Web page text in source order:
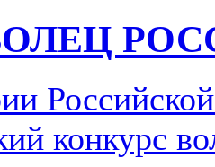
конкурс